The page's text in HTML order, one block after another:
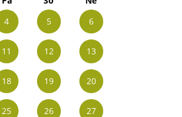
4 5 6
11 12 13
18 19 20
25 26 27